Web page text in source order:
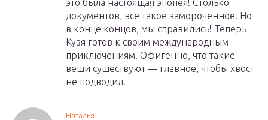
это была настоящая эпопея! Столько
документов, все такое замороченное! Но
в конце концов, мы справились! Теперь
Кузя готов к своим международным
приключениям. Офигенно, что такие
вещи существуют — главное, чтобы хвост
не подводил!
Наталья